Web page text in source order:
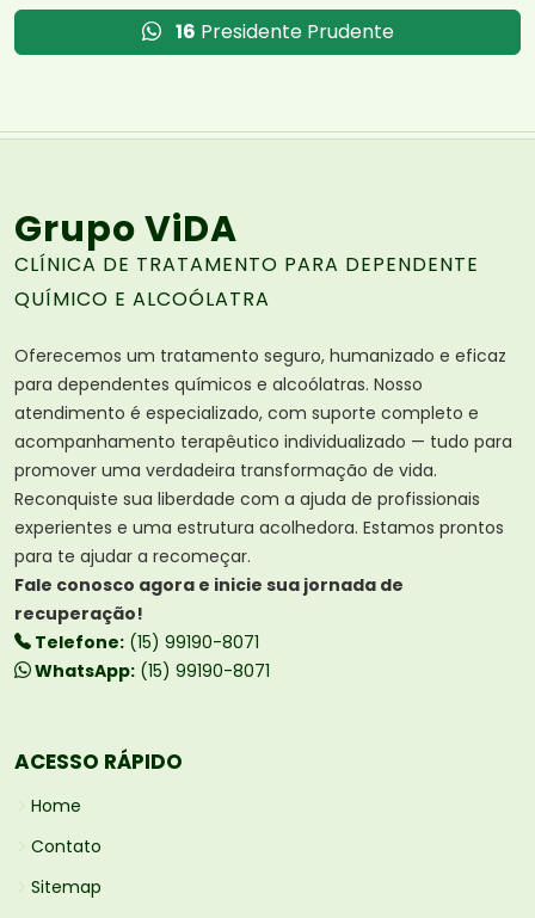
16 Presidente Prudente
Grupo ViDA
CLÍNICA DE TRATAMENTO PARA DEPENDENTE
QUÍMICO E ALCOÓLATRA
Oferecemos um tratamento seguro, humanizado e eficaz
para dependentes químicos e alcoólatras. Nosso
atendimento é especializado, com suporte completo e
acompanhamento terapêutico individualizado — tudo para
promover uma verdadeira transformação de vida.
Reconquiste sua liberdade com a ajuda de profissionais
experientes e uma estrutura acolhedora. Estamos prontos
para te ajudar a recomeçar.
Fale conosco agora e inicie sua jornada de
recuperação!
Telefone: (15) 99190-8071
WhatsApp: (15) 99190-8071
ACESSO RÁPIDO
Home
Contato
Sitemap